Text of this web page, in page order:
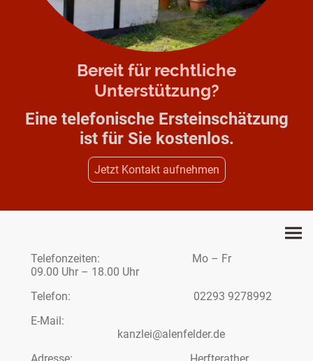
Bereit für rechtliche
Unterstützung?
Eine telefonische Ersteinschätzung
ist für Sie kostenlos.
Jetzt Kontakt aufnehmen
Telefonzeiten: Mo – Fr
09.00 Uhr – 18.00 Uhr
Telefon: 02293 9278992
E-Mail:
kanzlei@alenfelder.de